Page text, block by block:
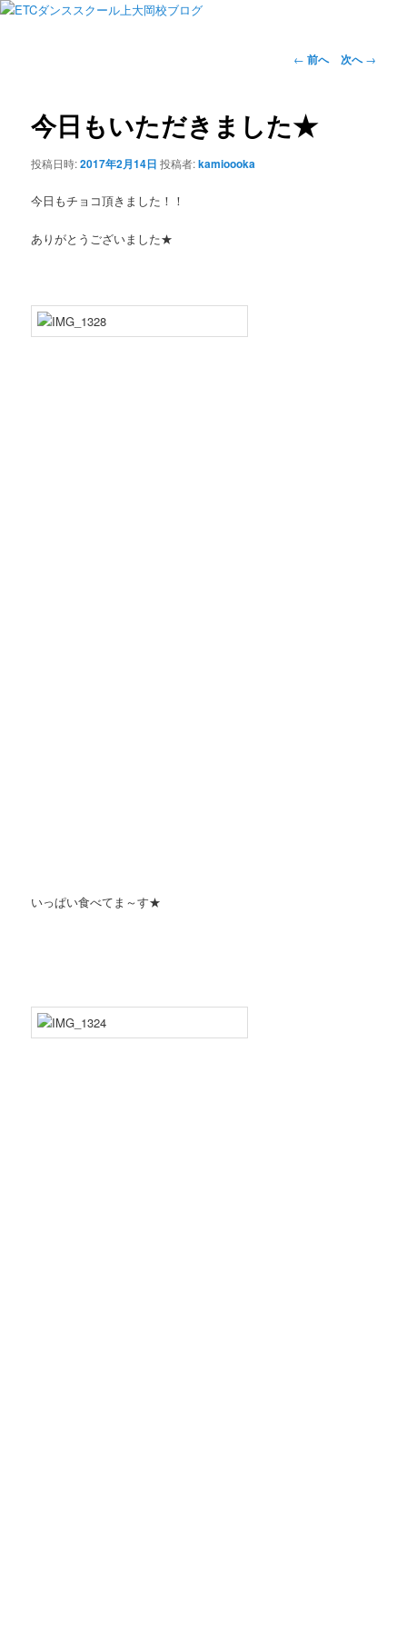
投
ビ
ゲ
← 前へ 次へ→
今日もいただきました★
投稿日時:2017年2月14日 投稿者:kamioooka
今日もチョコ頂きました！！
ありがとうございました★
いっぱい食べてま～す★